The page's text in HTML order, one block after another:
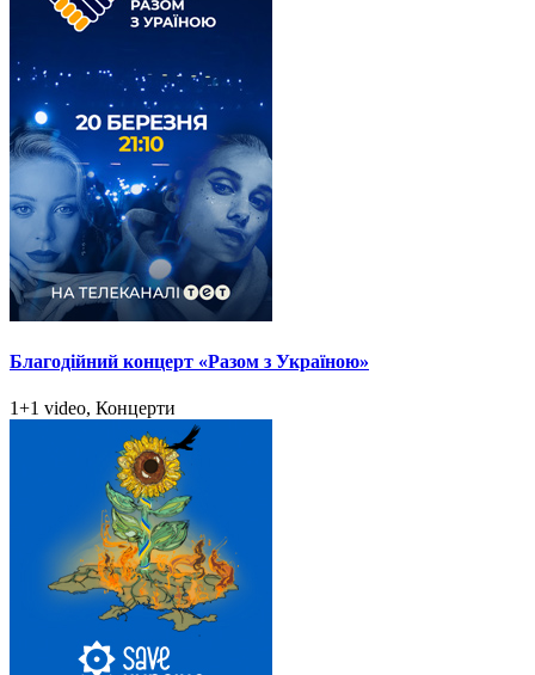
Благодійний концерт «Разом з Україною»
1+1 video, Концерти